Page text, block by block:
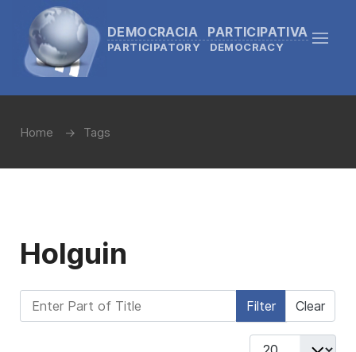
DEMOCRACIA PARTICIPATIVA
PARTICIPATORY DEMOCRACY
Home Tags
Holguin
Enter Part of Title Filter Clear
Display #